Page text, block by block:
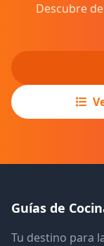
Descubre
Guías de
Tu destino para